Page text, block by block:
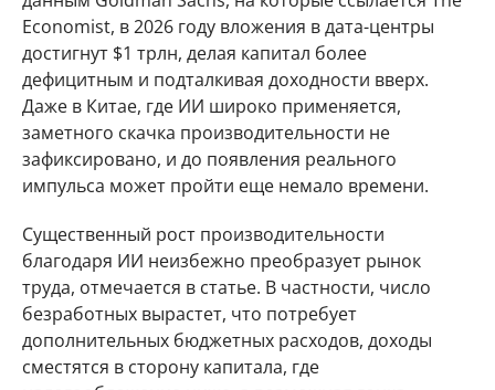
Economist, в 2026 году вложения в дата-центры
достигнут $1 трлн, делая капитал более
дефицитным и подталкивая доходности вверх.
Даже в Китае, где ИИ широко применяется,
заметного скачка производительности не
зафиксировано, и до появления реального
импульса может пройти еще немало времени.
Существенный рост производительности
благодаря ИИ неизбежно преобразует рынок
труда, отмечается в статье. В частности, число
безработных вырастет, что потребует
дополнительных бюджетных расходов, доходы
сместятся в сторону капитала, где